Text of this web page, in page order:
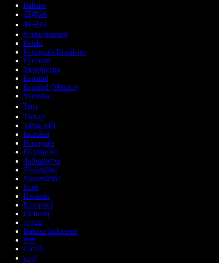
Italiano
日本語
한국어
Norsk bokmål
Polski
Português Brasileiro
Русский
Українська
Español
Español (México)
Svenska
ไทย
Türkçe
Tiếng Việt
Română
Português
Български
ქართული
Slovenčina
Slovenščina
Eesti
Hrvatski
Ελληνικά
Lietuvių
עברית
Bahasa Indonesia
বাংলা
Català
اردو